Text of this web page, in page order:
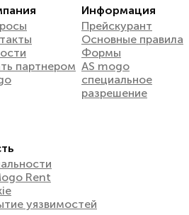
партнером
Информация
Прейскурант
Oсновные правила
Формы
AS mogo
специальное
разрешение
Rent
уязвимостей